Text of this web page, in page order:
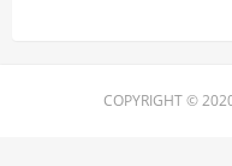
COPYRIGHT ©